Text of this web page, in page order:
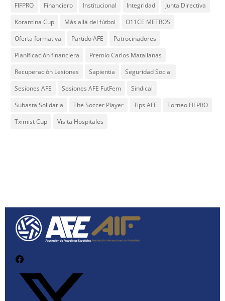
FIFPRO
Financiero Institucional Integridad
Junta Directiva
Korantina Cup
Más allá del fútbol
O11CE METROS
Oferta formativa
Partido AFE
Patrocinadores
Planificación financiera
Premio Carlos Matallanas
Recuperación Lesiones
Sapientia
Seguridad Social
Sesiones AFE
Sesiones AFE FutFem
Sindical
Subasta Solidaria
The Soccer Player Tips AFE
Torneo FIFPRO
Tximist Cup
Visita Hospitales